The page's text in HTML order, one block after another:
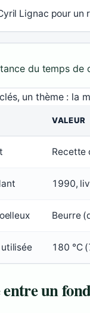
Lignac pour un
du temps de
un thème : la
VALEUR
Recette
1990,
Beurre
180 °C
un